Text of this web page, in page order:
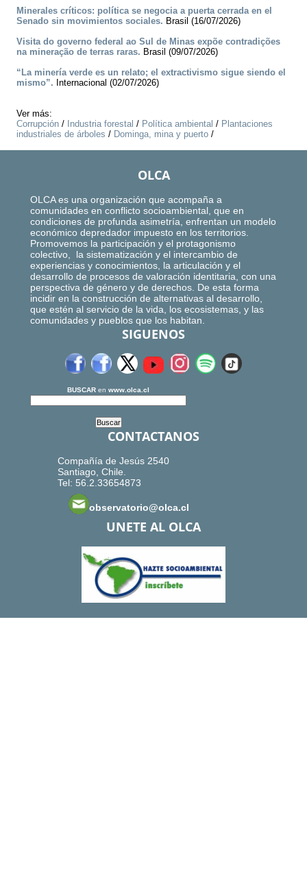
Minerales críticos: política se negocia a puerta cerrada en el
Senado sin movimientos sociales. Brasil (16/07/2026)
Visita do governo federal ao Sul de Minas expõe contradições
na mineração de terras raras. Brasil (09/07/2026)
“La minería verde es un relato; el extractivismo sigue siendo el
mismo”. Internacional (02/07/2026)
Ver más:
Corrupción / Industria forestal / Política ambiental / Plantaciones
industriales de árboles / Dominga, mina y puerto /
OLCA
OLCA es una organización que acompaña a
comunidades en conflicto socioambiental, que en
condiciones de profunda asimetría, enfrentan un modelo
económico depredador impuesto en los territorios.
Promovemos la participación y el protagonismo
colectivo, la sistematización y el intercambio de
experiencias y conocimientos, la articulación y el
desarrollo de procesos de valoración identitaria, con una
perspectiva de género y de derechos. De esta forma
incidir en la construcción de alternativas al desarrollo,
que estén al servicio de la vida, los ecosistemas, y las
comunidades y pueblos que los habitan.
SIGUENOS
BUSCAR en www.olca.cl
CONTACTANOS
Compañía de Jesús 2540
Santiago, Chile.
Tel: 56.2.33654873
observatorio@olca.cl
UNETE AL OLCA